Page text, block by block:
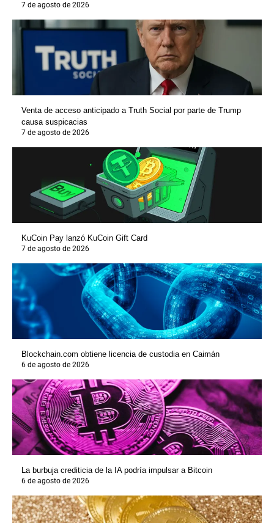
7 de agosto de 2026
Venta de acceso anticipado a Truth Social por parte de Trump
causa suspicacias
7 de agosto de 2026
KuCoin Pay lanzó KuCoin Gift Card
7 de agosto de 2026
Blockchain.com obtiene licencia de custodia en Caimán
6 de agosto de 2026
La burbuja crediticia de la IA podría impulsar a Bitcoin
6 de agosto de 2026